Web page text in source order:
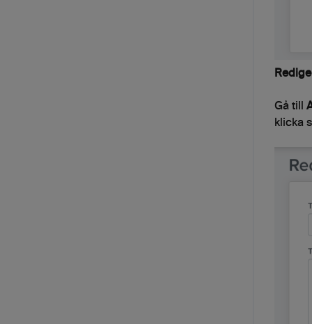
Gå till
klicka